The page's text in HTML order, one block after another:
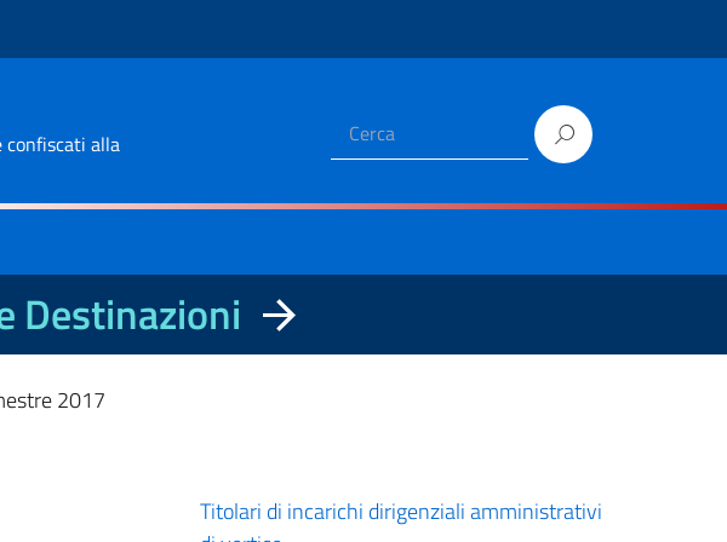
confiscati alla
Destinazioni
2017
Titolari di incarichi dirigenziali amministrativi